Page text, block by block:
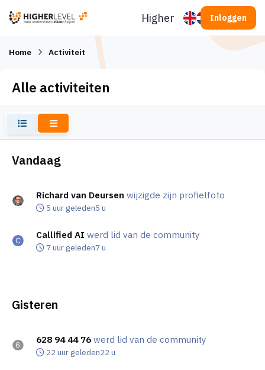
Higherlevel Inloggen
Home Activiteit
Alle activiteiten
IngekortUitgebreid
Vandaag
Richard van Deursen wijzigde zijn profielfoto
5 uur geleden5 u
Callified AI werd lid van de community
7 uur geleden7 u
Gisteren
628 94 44 76 werd lid van de community
22 uur geleden22 u